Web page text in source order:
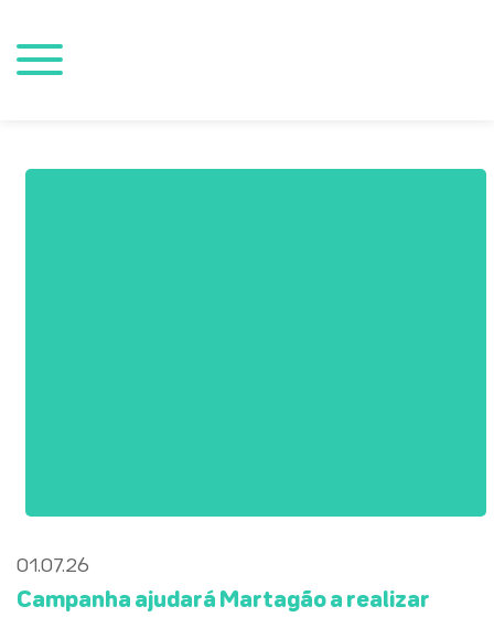
01.07.26
Campanha ajudará Martagão a realizar